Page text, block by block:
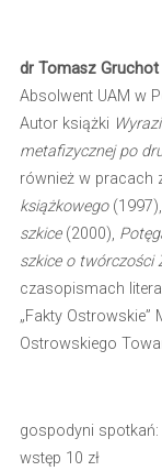
dr Tomasz Gruchot
Absolwent UAM w
Autor książki
metafizycznej po
również w pracach
książkowego(1997),
szkice(2000),
szkice o twórczości
czasopismach
„Fakty Ostrowskie”
Ostrowskiego
gospodyni spotkań:
wstęp 10 zł